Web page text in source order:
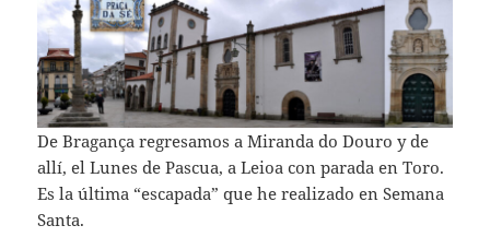
De Bragança regresamos a Miranda do Douro y de
allí, el Lunes de Pascua, a Leioa con parada en Toro.
Es la última “escapada” que he realizado en Semana
Santa.